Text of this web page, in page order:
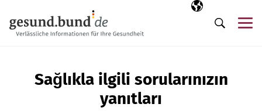
Seçili dil
TR
Arama
Sağlıkla ilgili sorularınızın
yanıtları